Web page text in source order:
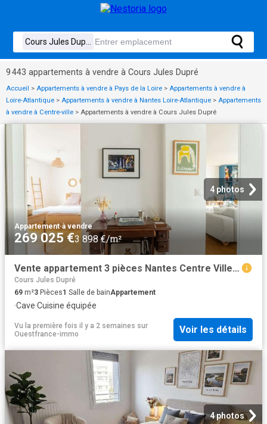
9 443 appartements à vendre à Cours Jules Dupré
Accueil > Appartements à vendre à Pays de la Loire > Appartements à vendre à
Loire-Atlantique > Appartements à vendre à Nantes Loire-Atlantique > Appartements
à vendre à Centre-ville > Appartements à vendre à Cours Jules Dupré
4 photos
Appartement·à vendre
269 025 €3 898 €/m²
Vente appartement 3 pièces Nantes Centre Ville 44
Cours Jules Dupré
69 m²3 Pièces1 Salle de bainAppartement
·Cave·Cuisine équipée
Vu la première fois il y a 2 semaines sur
Ouestfrance-immo
Voir les détails
4 photos